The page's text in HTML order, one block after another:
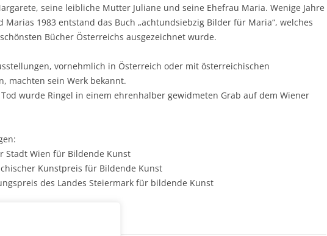
seine leibliche Mutter Juliane und seine Ehefrau Maria. Wenige Jahre
Marias 1983 entstand das Buch „achtundsiebzig Bilder für Maria“, welches
Bücher Österreichs ausgezeichnet wurde.
vornehmlich in Österreich oder mit österreichischen
machten sein Werk bekannt.
wurde Ringel in einem ehrenhalber gewidmeten Grab auf dem Wiener
Stadt Wien für Bildende Kunst
Kunstpreis für Bildende Kunst
des Landes Steiermark für bildende Kunst